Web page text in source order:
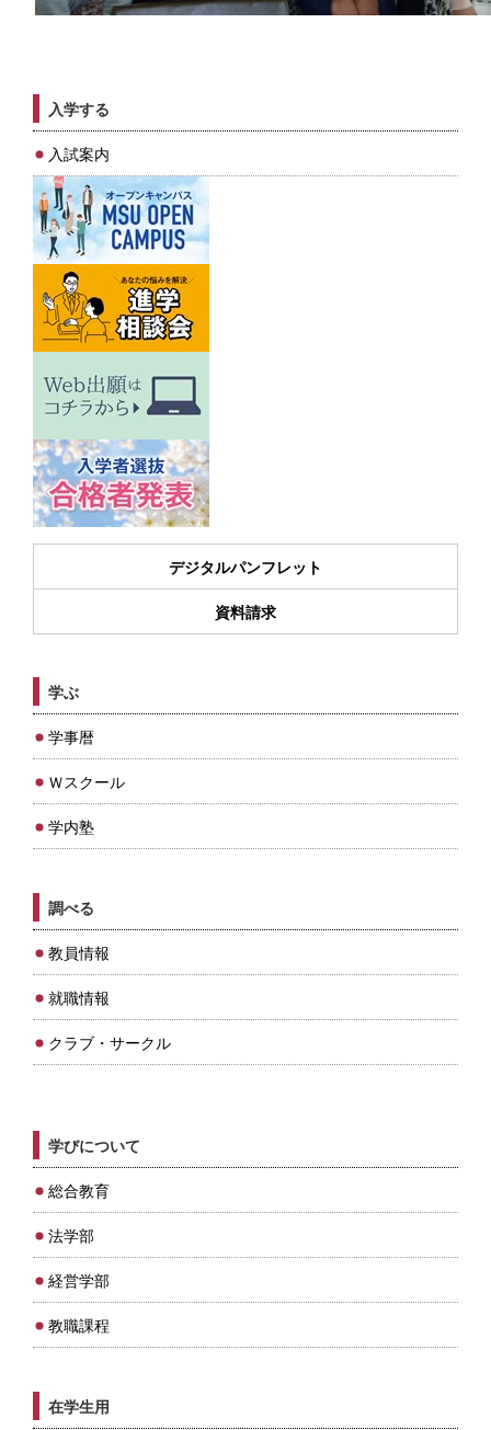
入学する
入試案内
デジタルパンフレット
資料請求
学ぶ
学事暦
Ｗスクール
学内塾
調べる
教員情報
就職情報
クラブ・サークル
学びについて
総合教育
法学部
経営学部
教職課程
在学生用